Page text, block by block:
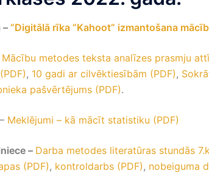
– “Digitālā rīka “Kahoot” izmantošana
Mācību metodes teksta analīzes prasmju
, 10 gadi ar cilvēktiesībām (PDF) ,
pašvērtējums (PDF).
– Meklējumi – kā mācīt statistiku (PDF)
– Darba metodes literatūras stundās
(PDF), kontroldarbs (PDF) , nobeiguma